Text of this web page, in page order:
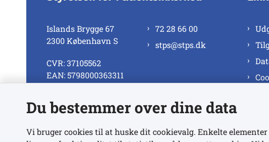
Islands Brygge 67
2300 København S
CVR: 37105562
EAN: 5798000363311
72 28 66 00
stps@stps.dk
Se alle kontaktnumre
Du bestemmer over dine data
Vi bruger cookies til at huske dit cookievalg. Enkelte